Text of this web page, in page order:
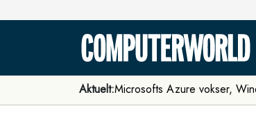
Aktuelt:Microsofts Azure vokser,